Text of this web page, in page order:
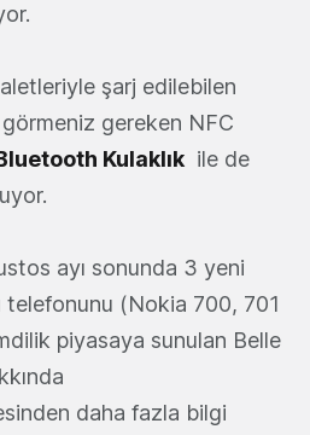
şarj edilebilen
gereken NFC
Kulaklık ile de
ayı sonunda 3 yeni
telefonunu (Nokia 700, 701
piyasaya sunulan Belle
daha fazla bilgi